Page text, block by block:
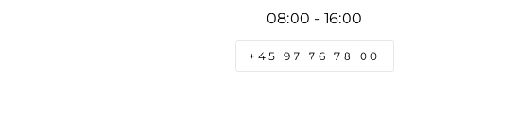
08:00 - 16:00
+45 97 76 78 00